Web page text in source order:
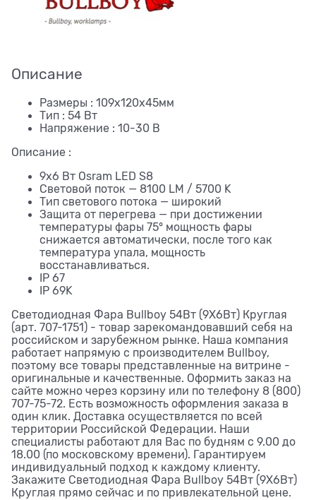
Описание
Размеры : 109x120x45мм
Тип : 54 Вт
Напряжение : 10-30 В
Описание :
9х6 Вт Osram LED S8
Световой поток — 8100 LM / 5700 K
Тип светового потока — широкий
Защита от перегрева — при достижении
температуры фары 75° мощность фары
снижается автоматически, после того как
температура упала, мощность
восстанавливаться.
IP 67
IP 69K
Светодиодная Фара Bullboy 54Вт (9Х6Вт) Круглая
(арт. 707-1751) - товар зарекомандовавший себя на
российском и зарубежном рынке. Наша компания
работает напрямую с производителем Bullboy,
поэтому все товары представленные на витрине -
оригинальные и качественные. Оформить заказ на
сайте можно через корзину или по телефону 8 (800)
707-75-72. Есть возможность оформления заказа в
один клик. Доставка осуществляется по всей
территории Российской Федерации. Наши
специалисты работают для Вас по будням с 9.00 до
18.00 (по московскому времени). Гарантируем
индивидуальный подход к каждому клиенту.
Закажите Светодиодная Фара Bullboy 54Вт (9Х6Вт)
Круглая прямо сейчас и по привлекательной цене.